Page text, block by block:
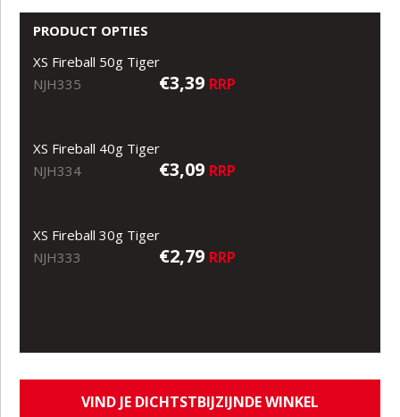
PRODUCT OPTIES
XS Fireball 50g Tiger
NJH335
€3,39 RRP
XS Fireball 40g Tiger
NJH334
€3,09 RRP
XS Fireball 30g Tiger
NJH333
€2,79 RRP
VIND JE DICHTSTBIJZIJNDE WINKEL